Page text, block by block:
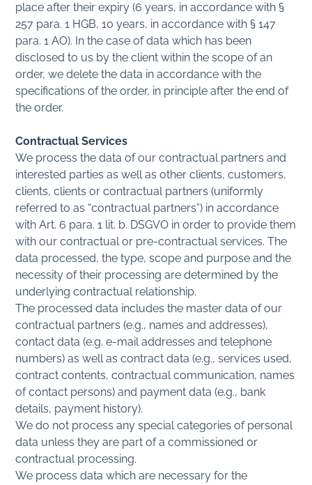
place after their expiry (6 years, in accordance with §
257 para. 1 HGB, 10 years, in accordance with § 147
para. 1 AO). In the case of data which has been
disclosed to us by the client within the scope of an
order, we delete the data in accordance with the
specifications of the order, in principle after the end of
the order.
Contractual Services
We process the data of our contractual partners and
interested parties as well as other clients, customers,
clients, clients or contractual partners (uniformly
referred to as “contractual partners”) in accordance
with Art. 6 para. 1 lit. b. DSGVO in order to provide them
with our contractual or pre-contractual services. The
data processed, the type, scope and purpose and the
necessity of their processing are determined by the
underlying contractual relationship.
The processed data includes the master data of our
contractual partners (e.g., names and addresses),
contact data (e.g. e-mail addresses and telephone
numbers) as well as contract data (e.g., services used,
contract contents, contractual communication, names
of contact persons) and payment data (e.g., bank
details, payment history).
We do not process any special categories of personal
data unless they are part of a commissioned or
contractual processing.
We process data which are necessary for the